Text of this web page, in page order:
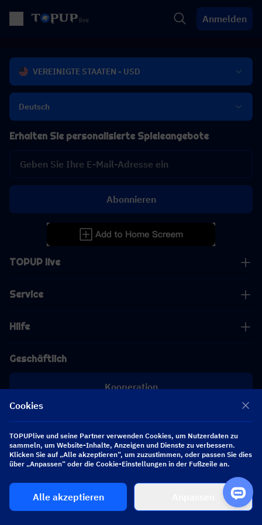
Anmelden
VEREINIGTE STAATEN - USD
Deutsch
TOPUP live
Service
Hilfe
Geschäftlich
Kooperation
[email protected]
Erhalten Sie personalisierte Spieleangebote
Abonnieren
Folgen Sie uns
Copyright 2026 SEA WHALE TECHNOLOGY PTE.LTD. All Rights Reserved.
Cookies
TOPUPlive und seine Partner verwenden Cookies, um Nutzerdaten zu
sammeln, um Website-Inhalte, Anzeigen und Dienste zu verbessern.
Klicken Sie auf „Alle akzeptieren“, um zuzustimmen, oder passen Sie dies
über „Anpassen“ oder die Cookie-Einstellungen in der Fußzeile an.
Alle akzeptieren